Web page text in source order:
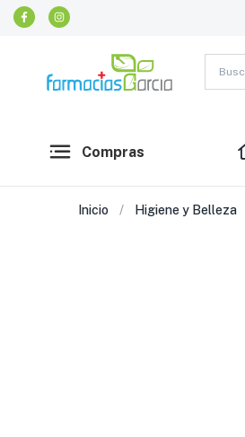
Compras
Inicio Higiene y Belleza